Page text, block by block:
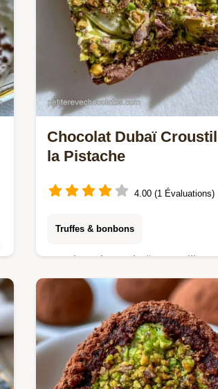
Chocolat Dubaï
la Pistache
4.00 (1 Évaluations)
Truffes & bonbons
Le Chocolat Dubaï croustillant
gourmandise unique.
votre tablette de chocolat
maison avec notre tableau des
températures. Prêt en 1h25.